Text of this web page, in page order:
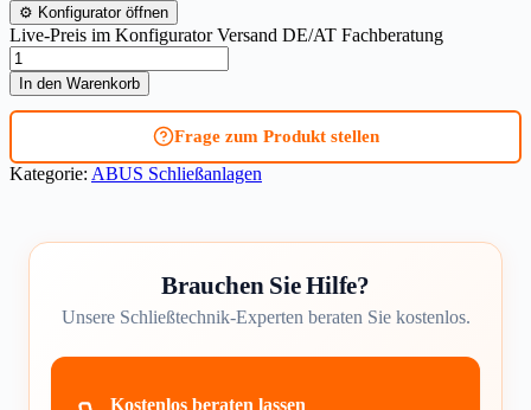
⚙ Konfigurator öffnen
Live-Preis im Konfigurator Versand DE/AT Fachberatung
Schließanlage
ABUS
MagTec.2500
Menge
In den Warenkorb
Frage zum Produkt stellen
Kategorie: ABUS Schließanlagen
Brauchen Sie Hilfe?
Unsere Schließtechnik-Experten beraten Sie kostenlos.
Kostenlos beraten lassen